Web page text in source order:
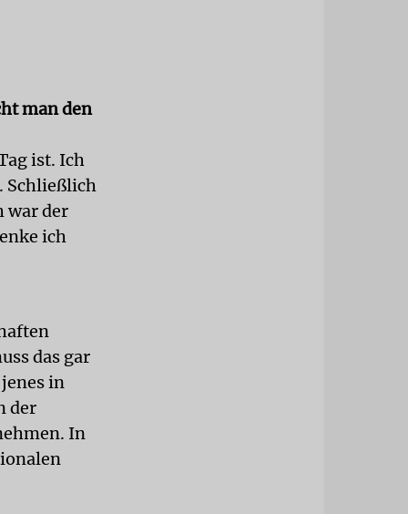
man den
ist. Ich
Schließlich
war der
ich
das gar
in
der
In